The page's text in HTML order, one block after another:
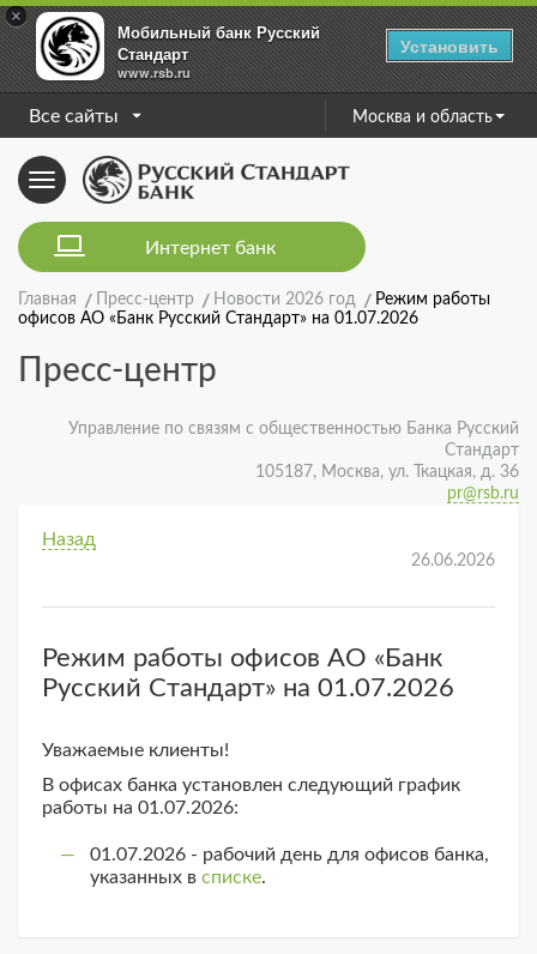
×
Мобильный банк Русский
Стандарт
www.rsb.ru
Установить
Все сайты Москва и область
Toggle
navigation
Интернет банк
Главная Пресс-центр Новости 2026 год
Режим работы
офисов АО «Банк Русский Стандарт» на 01.07.2026
Пресс-центр
Управление по связям с общественностью Банка Русский
Стандарт
105187, Москва, ул. Ткацкая, д. 36
pr@rsb.ru
Назад
26.06.2026
Режим работы офисов АО «Банк
Русский Стандарт» на 01.07.2026
Уважаемые клиенты!
В офисах банка установлен следующий график
работы на 01.07.2026:
01.07.2026 - рабочий день для офисов банка,
указанных в списке.